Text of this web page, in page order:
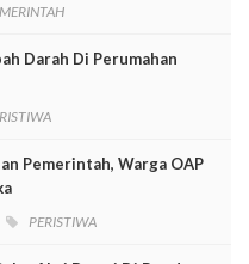
Darah Di Perumahan
Pemerintah, Warga OAP
PERISTIWA